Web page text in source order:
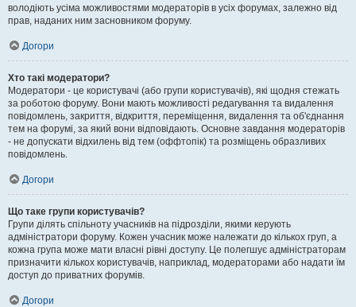
володіють усіма можливостями модераторів в усіх форумах, залежно від
прав, наданих ним засновником форуму.
Догори
Хто такі модератори?
Модератори - це користувачі (або групи користувачів), які щодня стежать
за роботою форуму. Вони мають можливості редагування та видалення
повідомлень, закриття, відкриття, переміщення, видалення та об'єднання
тем на форумі, за який вони відповідають. Основне завдання модераторів
- не допускати відхилень від тем (оффтопік) та розміщень образливих
повідомлень.
Догори
Що таке групи користувачів?
Групи ділять спільноту учасників на підрозділи, якими керують
адміністратори форуму. Кожен учасник може належати до кількох груп, а
кожна група може мати власні рівні доступу. Це полегшує адміністраторам
призначити кількох користувачів, наприклад, модераторами або надати їм
доступ до приватних форумів.
Догори